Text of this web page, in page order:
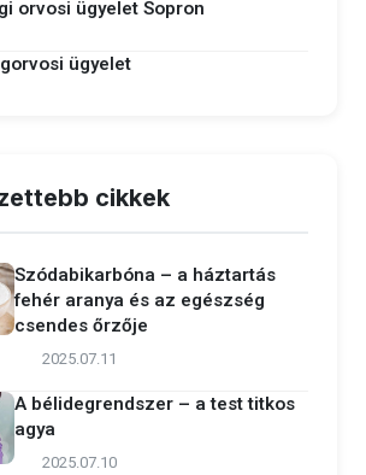
orvosi ügyelet Sopron
ügyelet
cikkek
Szódabikarbóna – a háztartás
fehér aranya és az egészség
csendes őrzője
2025.07.11
A bélidegrendszer – a test titkos
agya
2025.07.10